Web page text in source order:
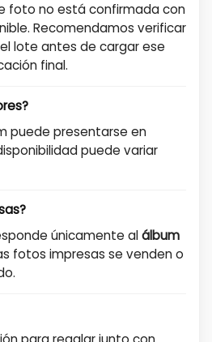
foto no está confirmada con
Recomendamos verificar
lote antes de cargar ese
final.
puede presentarse en
puede variar
únicamente alálbum
fotos impresas se venden o